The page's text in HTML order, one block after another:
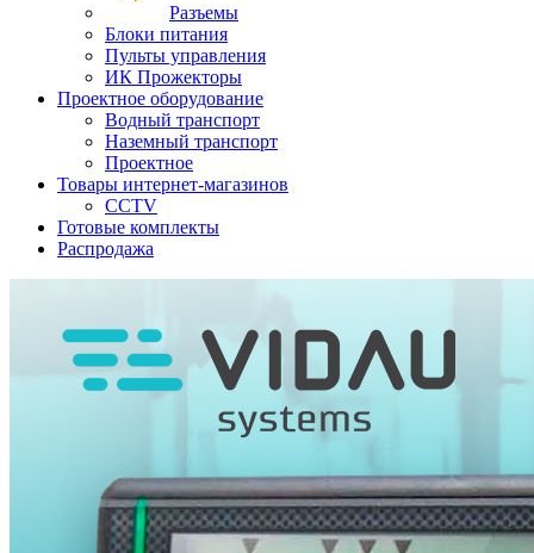
Разъемы
Блоки питания
Пульты управления
ИК Прожекторы
Проектное оборудование
Водный транспорт
Наземный транспорт
Проектное
Товары интернет-магазинов
CCTV
Готовые комплекты
Распродажа